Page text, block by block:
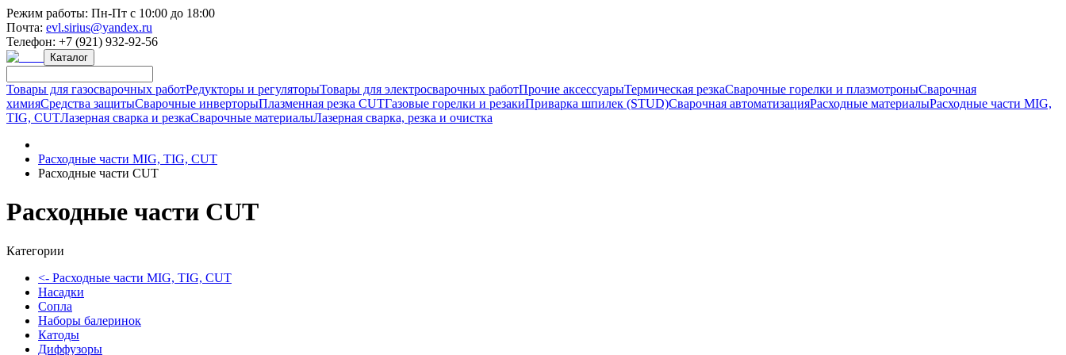
Режим работы: Пн-Пт с 10:00 до 18:00
Почта: evl.sirius@yandex.ru
Телефон: +7 (921) 932-92-56
Каталог
Товары для газосварочных работРедукторы и регуляторыТовары для электросварочных работПрочие аксессуарыТермическая резкаСварочные горелки и плазмотроныСварочная
химияСредства защитыСварочные инверторыПлазменная резка CUTГазовые горелки и резакиПриварка шпилек (STUD)Сварочная автоматизацияРасходные материалыРасходные части MIG,
TIG, CUTЛазерная сварка и резкаСварочные материалыЛазерная сварка, резка и очистка
Расходные части MIG, TIG, CUT
Расходные части CUT
Расходные части CUT
Категории
<- Расходные части MIG, TIG, CUT
Насадки
Сопла
Наборы балеринок
Катоды
Диффузоры